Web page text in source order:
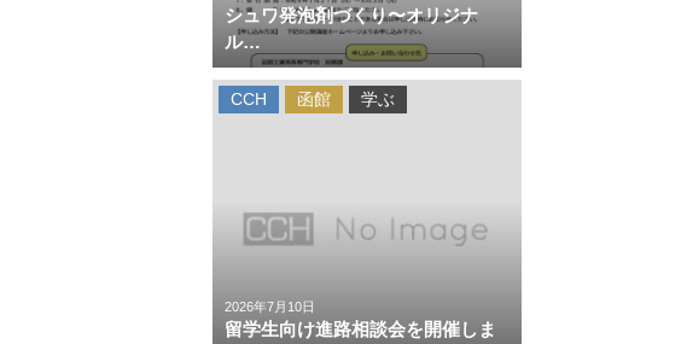
シュワ発泡剤づくり〜オリジナ
ル…
2026年7月10日
留学生向け進路相談会を開催しま
CCH 函館 学ぶ